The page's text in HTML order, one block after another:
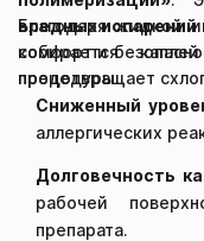
вредных испарений
комфорт и
процедуры.
Благодаря жидкой
собирается
предотвращает
Сниженный
аллергических
Долговечность
рабочей
препарата.